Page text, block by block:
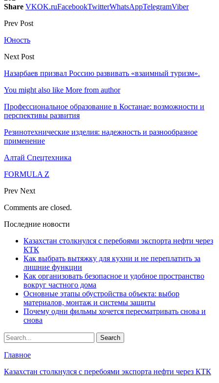
Share VKOK.ruFacebookTwitterWhatsAppTelegramViber
Prev Post
Юность
Next Post
Назарбаев призвал Россию развивать «взаимный туризм».
You might also like More from author
Профессиональное образование в Костанае: возможности и
перспективы развития
Резинотехнические изделия: надежность и разнообразное
применение
Алтай Спецтехника
FORMULA Z
Prev Next
Comments are closed.
Последние новости
Казахстан столкнулся с перебоями экспорта нефти через
КТК
Как выбрать вытяжку для кухни и не переплатить за
лишние функции
Как организовать безопасное и удобное пространство
вокруг частного дома
Основные этапы обустройства объекта: выбор
материалов, монтаж и системы защиты
Почему одни фильмы хочется пересматривать снова и
снова
Главное
Казахстан столкнулся с перебоями экспорта нефти через КТК